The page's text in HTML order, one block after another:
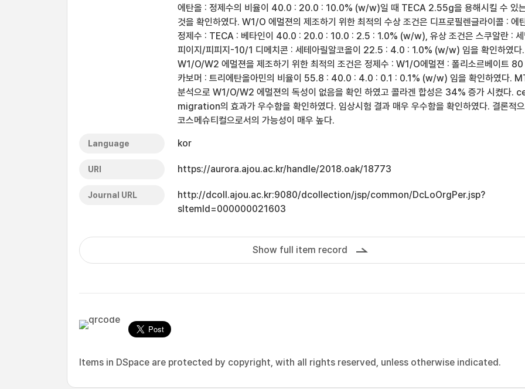
에탄올 : 정제수의 비율이 40.0 : 20.0 : 10.0% (w/w)일 때 TECA 2.55g을 용해시킬 수 있
것을 확인하였다. W1/O 에멀젼의 제조하기 위한 최적의 수상 조건은 디프로필렌글라이콜 : 에
정제수 : TECA : 베타인이 40.0 : 20.0 : 10.0 : 2.5 : 1.0% (w/w), 유상 조건은 스쿠알란 : 세
피이지/피피지-10/1 디메치콘 : 세테아릴알코올이 22.5 : 4.0 : 1.0% (w/w) 임을 확인하였다.
W1/O/W2 에멀젼을 제조하기 위한 최적의 조건은 정제수 : W1/O에멀젼 : 폴리소르베이트 80
카보머 : 트리에탄올아민의 비율이 55.8 : 40.0 : 4.0 : 0.1 : 0.1% (w/w) 임을 확인하였다.
분석으로 W1/O/W2 에멀젼의 독성이 없음을 확인 하였고 콜라겐 합성은 34% 증가 시켰다.
migration의 효과가 우수함을 확인하였다. 임상시험 결과 매우 우수함을 확인하였다. 결론적
코스메슈티컬으로서의 가능성이 매우 높다.
Language kor
URI https://aurora.ajou.ac.kr/handle/2018.oak/18773
Journal URL
http://dcoll.ajou.ac.kr:9080/dcollection/jsp/common/DcLoOrgPer.jsp?
sItemId=000000021603
Show full item record
Items in DSpace are protected by copyright, with all rights reserved, unless otherwise indicated.